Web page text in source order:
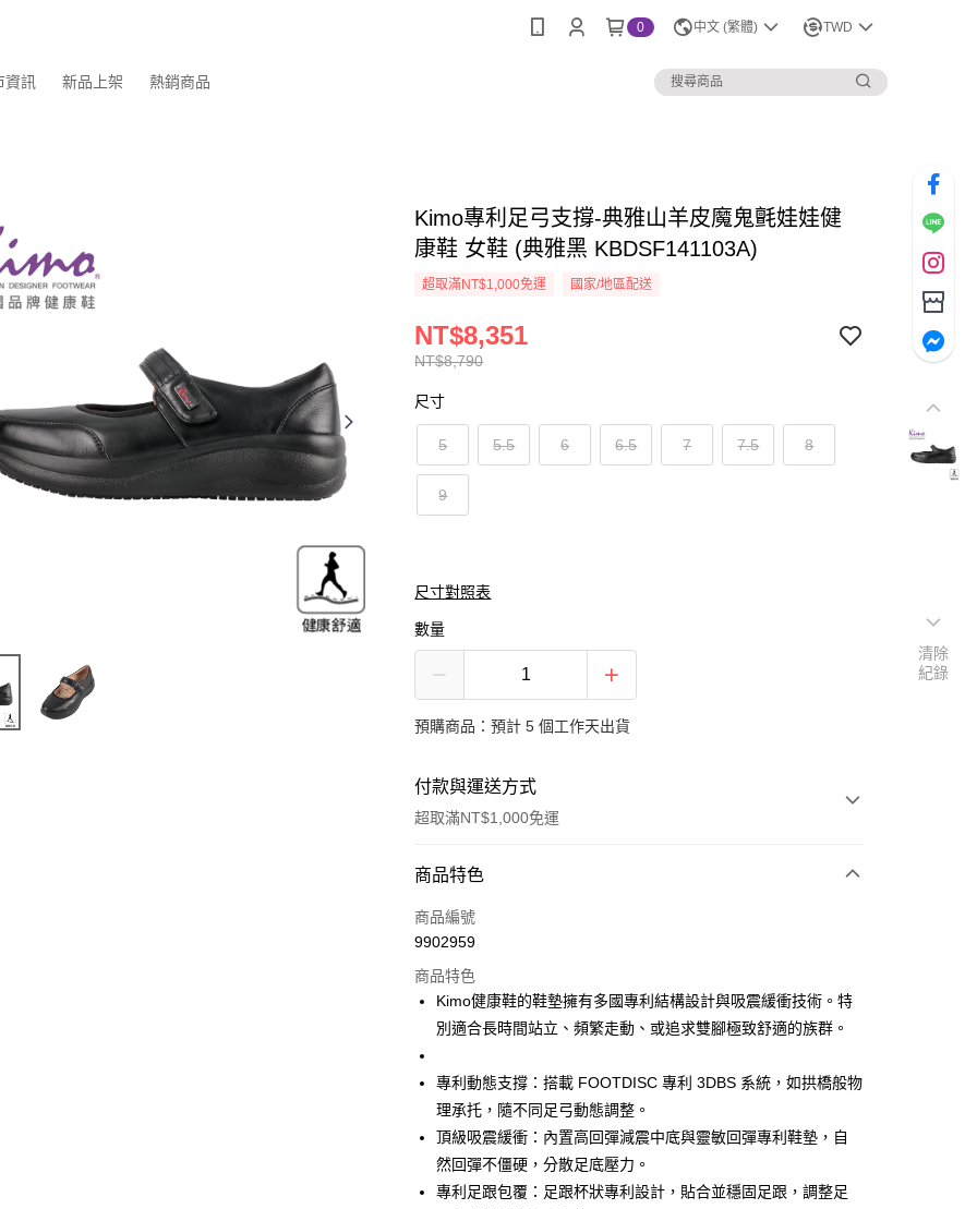
0 中文 (繁體) TWD
資訊 新品上架 熱銷商品
Kimo專利足弓支撐-典雅山羊皮魔鬼氈娃娃健
康鞋 女鞋 (典雅黑 KBDSF141103A)
超取滿NT$1,000免運 國家/地區配送
NT$8,790
NT$8,351
尺寸
5 5.5 6 6.5 7 7.5 8
9
尺寸對照表
數量
預購商品：預計 5 個工作天出貨
付款與運送方式
超取滿NT$1,000免運
付款方式
信用卡一次付款
3 期 0 利率 每期 NT$2,783 21家銀行
合作金庫商業銀行
第一商業銀行
國泰世華商業銀行
兆豐國際商業銀行
臺灣中小企業銀行
匯豐（台灣）商業銀行
華泰商業銀行
聯邦商業銀行
元大商業銀行
永豐商業銀行
超商取貨付款
Apple Pay
悠遊付
商品特色
商品編號
9902959
商品特色
Kimo健康鞋的鞋墊擁有多國專利結構設計與吸震緩衝技術。特
別適合長時間站立、頻繁走動、或追求雙腳極致舒適的族群。
專利動態支撐：搭載 FOOTDISC 專利 3DBS 系統，如拱橋般物
理承托，隨不同足弓動態調整。
頂級吸震緩衝：內置高回彈減震中底與靈敏回彈專利鞋墊，自
然回彈不僵硬，分散足底壓力。
專利足跟包覆：足跟杯狀專利設計，貼合並穩固足跟，調整足
清除
紀錄